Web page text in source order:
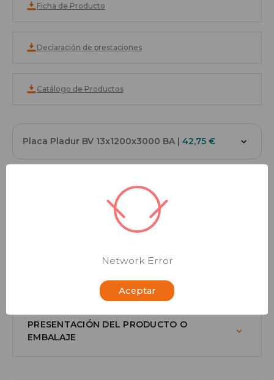
Ficha de Producto
Declaración de prestaciones
Catálogo de Productos
Placa Pladur BV 13x1200x3000 BA| 42,75 €
INFORMACIÓN DEL PRODUCTO
PRESENTACIÓN DEL PRODUCTO O
EMBALAJE
Network Error
Aceptar